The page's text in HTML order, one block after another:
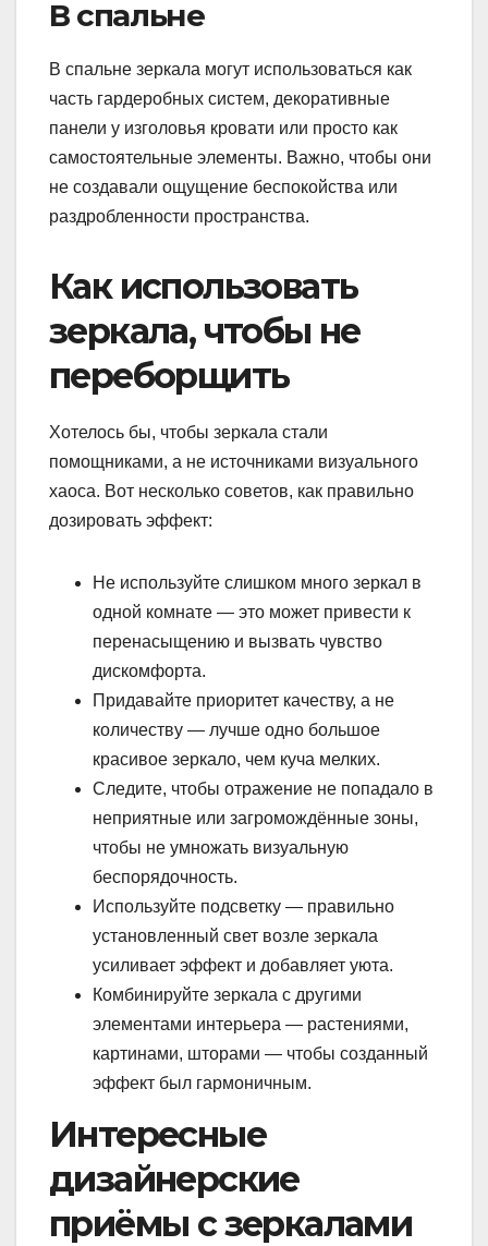
В спальне
В спальне зеркала могут использоваться как
часть гардеробных систем, декоративные
панели у изголовья кровати или просто как
самостоятельные элементы. Важно, чтобы они
не создавали ощущение беспокойства или
раздробленности пространства.
Как использовать
зеркала, чтобы не
переборщить
Хотелось бы, чтобы зеркала стали
помощниками, а не источниками визуального
хаоса. Вот несколько советов, как правильно
дозировать эффект:
Не используйте слишком много зеркал в
одной комнате — это может привести к
перенасыщению и вызвать чувство
дискомфорта.
Придавайте приоритет качеству, а не
количеству — лучше одно большое
красивое зеркало, чем куча мелких.
Следите, чтобы отражение не попадало в
неприятные или загромождённые зоны,
чтобы не умножать визуальную
беспорядочность.
Используйте подсветку — правильно
установленный свет возле зеркала
усиливает эффект и добавляет уюта.
Комбинируйте зеркала с другими
элементами интерьера — растениями,
картинами, шторами — чтобы созданный
эффект был гармоничным.
Интересные
дизайнерские
приёмы с зеркалами